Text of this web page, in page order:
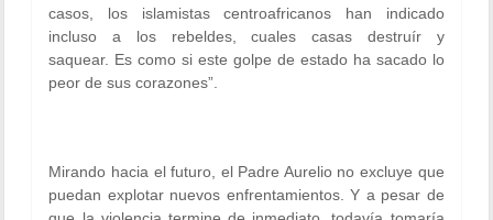
casos, los islamistas centroafricanos han indicado
incluso a los rebeldes, cuales casas destruír y
saquear. Es como si este golpe de estado ha sacado lo
peor de sus corazones”.
Mirando hacia el futuro, el Padre Aurelio no excluye que
puedan explotar nuevos enfrentamientos. Y a pesar de